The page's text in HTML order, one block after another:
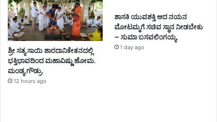
ಶ್ರೀ ಸತ್ಯ ಸಾಯಿ ಶಾರದಾನಿಕೇತನದಲ್ಲಿ
ಭಕ್ತಿಭಾವದಿಂದ ಮಹಾವಿಷ್ಣು ಹೋಮ.
ಮಂಡ್ಯ ಗೌಡ್ರು.
12 hours ago
ಶಾಸಕಿ ಯುವಶಕ್ತಿ ಆದ ನಯನ
ಮೋಟಮ್ಮಗೆ ಸಚಿವ ಸ್ಥಾನ ನೀಡಬೇಕು
– ಸುಮಾ ಬಸವಲಿಂಗಯ್ಯ.
1 day ago